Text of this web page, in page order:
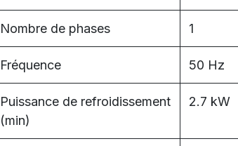
Nombre de phases 1
Fréquence 50 Hz
Puissance de refroidissement
(min)
2.7 kW